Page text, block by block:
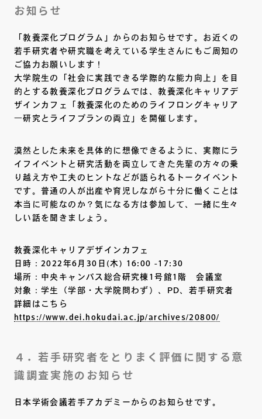
お知らせ
「教養深化プログラム」からのお知らせです。お近くの
若手研究者や研究職を考えている学生さんにもご周知の
ご協力お願いします！
大学院生の「社会に実践できる学際的な能力向上」を目
的とする教養深化プログラムでは、教養深化キャリアデ
ザインカフェ「教養深化のためのライフロングキャリア
―研究とライフプランの両立」を開催します。
漠然とした未来を具体的に想像できるように、実際にラ
イフイベントと研究活動を両立してきた先輩の方々の乗
り越え方や工夫のヒントなどが語られるトークイベント
です。普通の人が出産や育児しながら十分に働くことは
本当に可能なのか？気になる方は参加して、一緒に生々
しい話を聞きましょう。
教養深化キャリアデザインカフェ
日時：2022年6月30日(木) 16:00 -17:30
場所：中央キャンパス総合研究棟1号館1階 会議室
対象：学生（学部・大学院問わず）、PD、若手研究者
詳細はこちら
https://www.dei.hokudai.ac.jp/archives/20800/
４．若手研究者をとりまく評価に関する意
識調査実施のお知らせ
日本学術会議若手アカデミーからのお知らせです。